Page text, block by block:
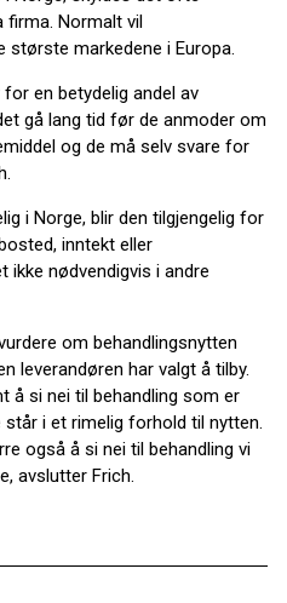
firma. Normalt vil
største markedene i Europa.
en betydelig andel av
gå lang tid før de anmoder om
og de må selv svare for
i Norge, blir den tilgjengelig for
inntekt eller
ikke nødvendigvis i andre
om behandlingsnytten
leverandøren har valgt å tilby.
å si nei til behandling som er
i et rimelig forhold til nytten.
også å si nei til behandling vi
avslutter Frich.